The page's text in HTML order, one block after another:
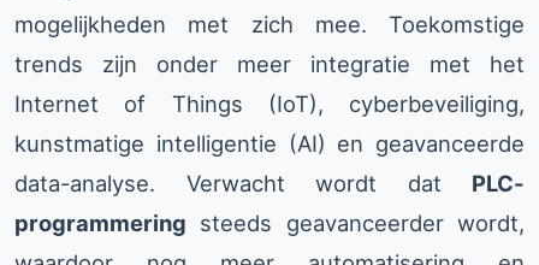
mogelijkheden met zich mee. Toekomstige
trends zijn onder meer integratie met het
Internet of Things (IoT), cyberbeveiliging,
kunstmatige intelligentie (AI) en geavanceerde
data-analyse. Verwacht wordt dat PLC-
programmering steeds geavanceerder wordt,